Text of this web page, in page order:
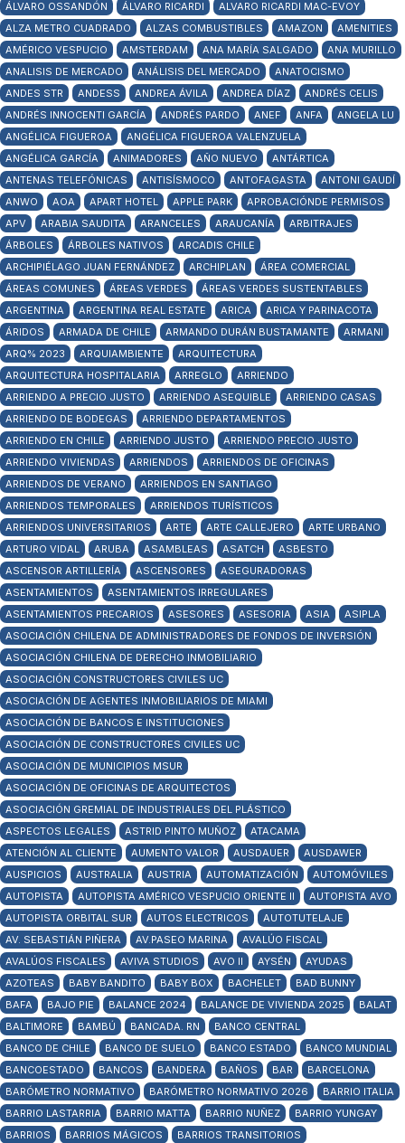
ÁLVARO OSSANDÓN ÁLVARO RICARDI
ALVARO RICARDI MAC-EVOY
ALZA METRO CUADRADO
ALZAS COMBUSTIBLES AMAZON
AMENITIES
AMÉRICO VESPUCIO
AMSTERDAM ANA MARÍA SALGADO
ANA MURILLO
ANALISIS DE MERCADO
ANÁLISIS DEL MERCADO
ANATOCISMO
ANDES STR
ANDESS ANDREA ÁVILA ANDREA DÍAZ
ANDRÉS CELIS
ANDRÉS INNOCENTI GARCÍA
ANDRÉS PARDO ANEF ANFA
ANGELA LU
ANGÉLICA FIGUEROA
ANGÉLICA FIGUEROA VALENZUELA
ANGÉLICA GARCÍA
ANIMADORES AÑO NUEVO
ANTÁRTICA
ANTENAS TELEFÓNICAS
ANTISÍSMOCO ANTOFAGASTA
ANTONI GAUDÍ
ANWO
AOA APART HOTEL APPLE PARK
APROBACIÓNDE PERMISOS
APV
ARABIA SAUDITA ARANCELES ARAUCANÍA
ARBITRAJES
ÁRBOLES
ÁRBOLES NATIVOS
ARCADIS CHILE
ARCHIPIÉLAGO JUAN FERNÁNDEZ
ARCHIPLAN
ÁREA COMERCIAL
ÁREAS COMUNES
ÁREAS VERDES
ÁREAS VERDES SUSTENTABLES
ARGENTINA
ARGENTINA REAL ESTATE ARICA
ARICA Y PARINACOTA
ÁRIDOS
ARMADA DE CHILE ARMANDO DURÁN BUSTAMANTE
ARMANI
ARQ% 2023
ARQUIAMBIENTE
ARQUITECTURA
ARQUITECTURA HOSPITALARIA
ARREGLO
ARRIENDO
ARRIENDO A PRECIO JUSTO
ARRIENDO ASEQUIBLE
ARRIENDO CASAS
ARRIENDO DE BODEGAS
ARRIENDO DEPARTAMENTOS
ARRIENDO EN CHILE
ARRIENDO JUSTO
ARRIENDO PRECIO JUSTO
ARRIENDO VIVIENDAS
ARRIENDOS
ARRIENDOS DE OFICINAS
ARRIENDOS DE VERANO
ARRIENDOS EN SANTIAGO
ARRIENDOS TEMPORALES
ARRIENDOS TURÍSTICOS
ARRIENDOS UNIVERSITARIOS
ARTE ARTE CALLEJERO
ARTE URBANO
ARTURO VIDAL
ARUBA ASAMBLEAS ASATCH
ASBESTO
ASCENSOR ARTILLERÍA
ASCENSORES
ASEGURADORAS
ASENTAMIENTOS
ASENTAMIENTOS IRREGULARES
ASENTAMIENTOS PRECARIOS
ASESORES ASESORIA ASIA
ASIPLA
ASOCIACIÓN CHILENA DE ADMINISTRADORES DE FONDOS DE INVERSIÓN
ASOCIACIÓN CHILENA DE DERECHO INMOBILIARIO
ASOCIACIÓN CONSTRUCTORES CIVILES UC
ASOCIACIÓN DE AGENTES INMOBILIARIOS DE MIAMI
ASOCIACIÓN DE BANCOS E INSTITUCIONES
ASOCIACIÓN DE CONSTRUCTORES CIVILES UC
ASOCIACIÓN DE MUNICIPIOS MSUR
ASOCIACIÓN DE OFICINAS DE ARQUITECTOS
ASOCIACIÓN GREMIAL DE INDUSTRIALES DEL PLÁSTICO
ASPECTOS LEGALES
ASTRID PINTO MUÑOZ
ATACAMA
ATENCIÓN AL CLIENTE
AUMENTO VALOR AUSDAUER
AUSDAWER
AUSPICIOS
AUSTRALIA AUSTRIA AUTOMATIZACIÓN
AUTOMÓVILES
AUTOPISTA
AUTOPISTA AMÉRICO VESPUCIO ORIENTE II
AUTOPISTA AVO
AUTOPISTA ORBITAL SUR
AUTOS ELECTRICOS
AUTOTUTELAJE
AV. SEBASTIÁN PIÑERA
AV.PASEO MARINA
AVALÚO FISCAL
AVALÚOS FISCALES
AVIVA STUDIOS AVO II AYSÉN
AYUDAS
AZOTEAS
BABY BANDITO BABY BOX BACHELET
BAD BUNNY
BAFA
BAJO PIE BALANCE 2024 BALANCE DE VIVIENDA 2025
BALAT
BALTIMORE
BAMBÚ BANCADA. RN
BANCO CENTRAL
BANCO DE CHILE
BANCO DE SUELO BANCO ESTADO
BANCO MUNDIAL
BANCOESTADO
BANCOS BANDERA BAÑOS BAR
BARCELONA
BARÓMETRO NORMATIVO
BARÓMETRO NORMATIVO 2026
BARRIO ITALIA
BARRIO LASTARRIA
BARRIO MATTA BARRIO NUÑEZ
BARRIO YUNGAY
BARRIOS
BARRIOS MÁGICOS
BARRIOS TRANSITORIOS